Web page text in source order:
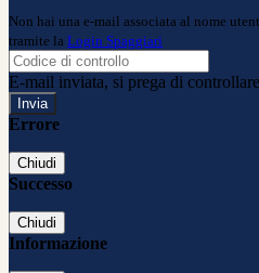
Non hai una e-mail associata al nome
tramite la Login Spaggiari
E-mail inviata, si prega di
Errore
Chiudi
Successo
Chiudi
Informazione